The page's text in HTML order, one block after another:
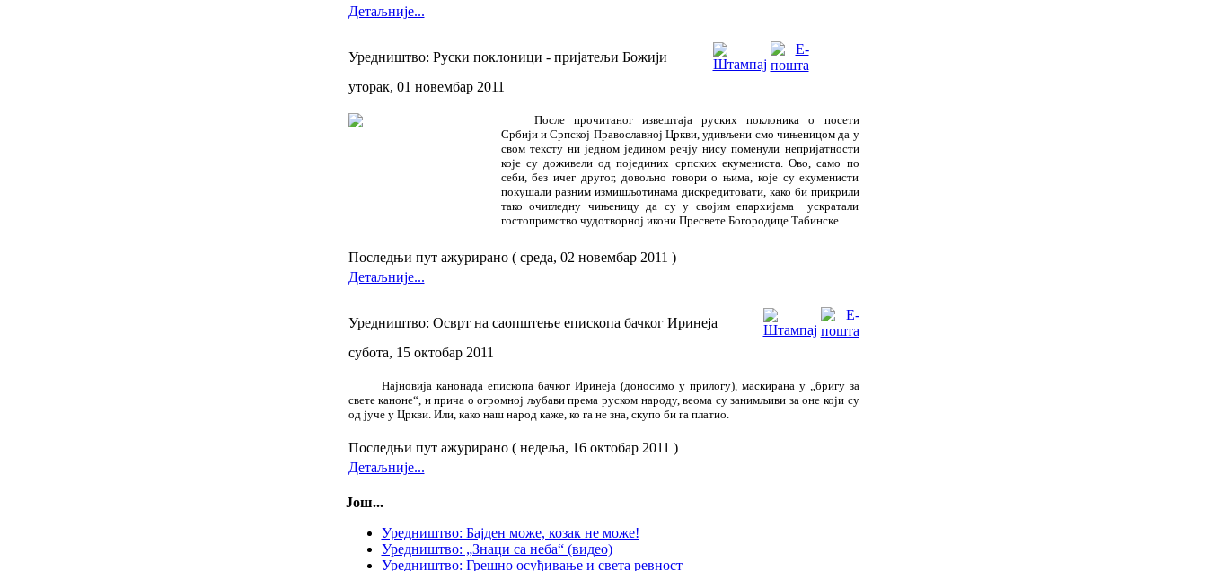
Детаљније...
Уредништво: Руски поклоници - пријатељи Божији
уторак, 01 новембар 2011
После прочитаног извештаја руских поклоника о посети
Србији и Српској Православној Цркви, удивљени смо чињеницом да у
свом тексту ни једном једином речју нису поменули непријатности
које су доживели од појединих српских екумениста. Ово, само по
себи, без ичег другог, довољно говори о њима, које су екуменисти
покушали разним измишљотинама дискредитовати, како би прикрили
тако очигледну чињеницу да су у својим епархијама ускратали
гостопримство чудотворној икони Пресвете Богородице Табинске.
Последњи пут ажурирано ( среда, 02 новембар 2011 )
Детаљније...
Уредништво: Осврт на саопштење епископа бачког Иринеја
субота, 15 октобар 2011
Најновија канонада епископа бачког Иринеја (доносимо у прилогу), маскирана у „бригу за
свете каноне“, и прича о огромној љубави према руском народу, веома су занимљиви за оне који су
од јуче у Цркви. Или, како наш народ каже, ко га не зна, скупо би га платио.
Последњи пут ажурирано ( недеља, 16 октобар 2011 )
Детаљније...
Још...
Уредништво: Бајден може, козак не може!
Уредништво: „Знаци са неба“ (видео)
Уредништво: Грешно осуђивање и света ревност